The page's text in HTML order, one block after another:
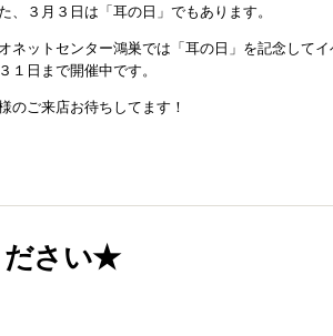
、３月３日は「耳の日」でもあります。
ネットセンター鴻巣では「耳の日」を記念してイ
１日まで開催中です。
のご来店お待ちしてます！
ださい★